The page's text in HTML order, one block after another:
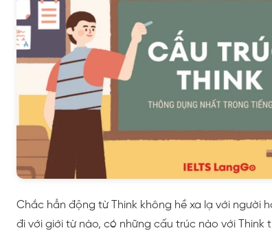
Chắc hẳn động từ Think không hề xa lạ với người
đi với giới từ nào, có những cấu trúc nào với Think